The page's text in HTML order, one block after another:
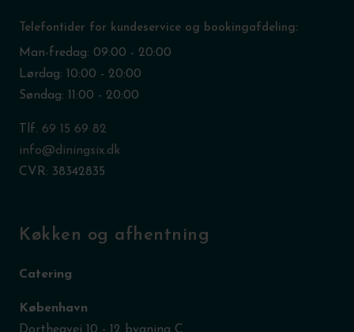
Telefontider for kundeservice og bookingafdeling:
Man-fredag: 09:00 - 20:00
Lørdag: 10:00 - 20:00
Søndag: 11:00 - 20:00
Tlf. 69 15 69 82
info@diningsix.dk
CVR: 38342835
Køkken og afhentning
Catering
København